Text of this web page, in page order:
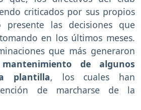
criticados por sus propios
presente las decisiones que
en los últimos meses.
que más generaron
de algunos
plantilla, los cuales han
de marcharse de la